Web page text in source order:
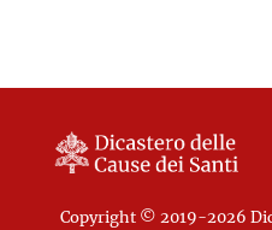
Copyright © 2019-2026